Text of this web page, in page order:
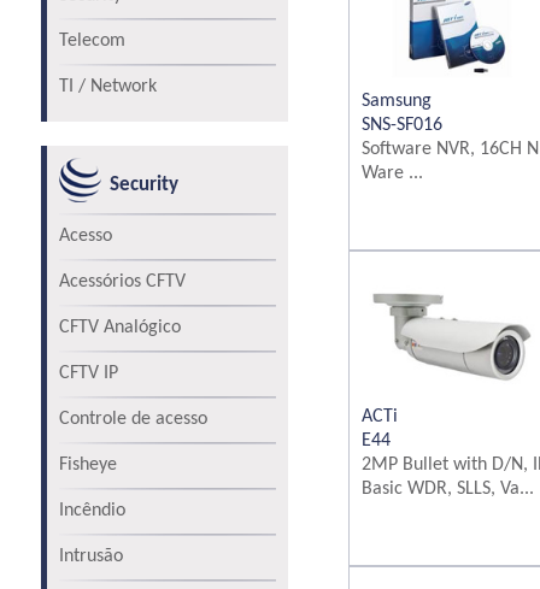
Telecom
TI / Network
Security
Acesso
Acessórios CFTV
CFTV Analógico
CFTV IP
Controle de acesso
Fisheye
Incêndio
Intrusão
Samsung
SNS-SF016
Software NVR, 16CH
Ware ...
ACTi
E44
2MP Bullet with D/N,
Basic WDR, SLLS, Va...